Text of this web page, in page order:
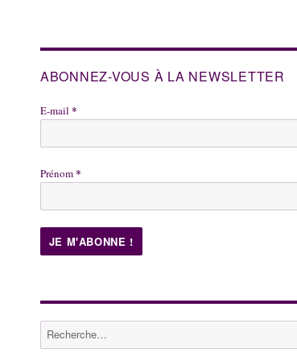
ABONNEZ-VOUS À LA NEWSLETTER
E-mail *
Prénom*
Recherche
pour :